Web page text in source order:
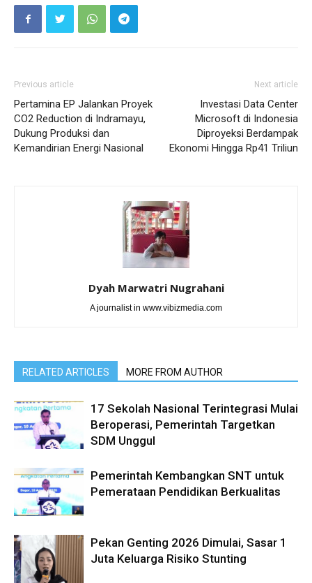
Previous article
Pertamina EP Jalankan Proyek
CO2 Reduction di Indramayu,
Dukung Produksi dan
Kemandirian Energi Nasional
Next article
Investasi Data Center
Microsoft di Indonesia
Diproyeksi Berdampak
Ekonomi Hingga Rp41 Triliun
Dyah Marwatri Nugrahani
A journalist in www.vibizmedia.com
RELATED ARTICLES MORE FROM AUTHOR
17 Sekolah Nasional Terintegrasi Mulai
Beroperasi, Pemerintah Targetkan
SDM Unggul
Pemerintah Kembangkan SNT untuk
Pemerataan Pendidikan Berkualitas
Pekan Genting 2026 Dimulai, Sasar 1
Juta Keluarga Risiko Stunting